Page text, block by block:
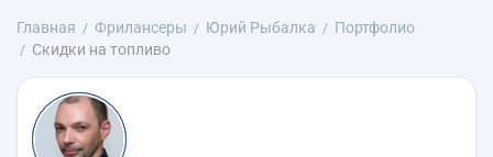
Главная Фрилансеры Юрий Рыбалка
Портфолио
Скидки на топливо